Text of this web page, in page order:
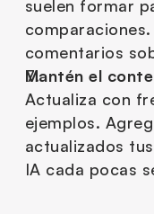
suelen formar
comentarios
Mantén el
Actualiza con
ejemplos.
actualizados
IA cada pocas